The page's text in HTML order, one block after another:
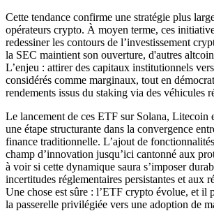
Cette tendance confirme une stratégie plus
opérateurs crypto. À moyen terme, ces
redessiner les contours de l’investissement
la SEC maintient son ouverture, d'autres
L’enjeu : attirer des capitaux institutionnels
considérés comme marginaux, tout en
rendements issus du staking via des véhicules
Le lancement de ces ETF sur Solana, Litecoin
une étape structurante dans la convergence
finance traditionnelle. L’ajout de
champ d’innovation jusqu’ici cantonné aux
à voir si cette dynamique saura s’imposer
incertitudes réglementaires persistantes et aux
Une chose est sûre : l’ETF crypto évolue, et il
la passerelle privilégiée vers une adoption de